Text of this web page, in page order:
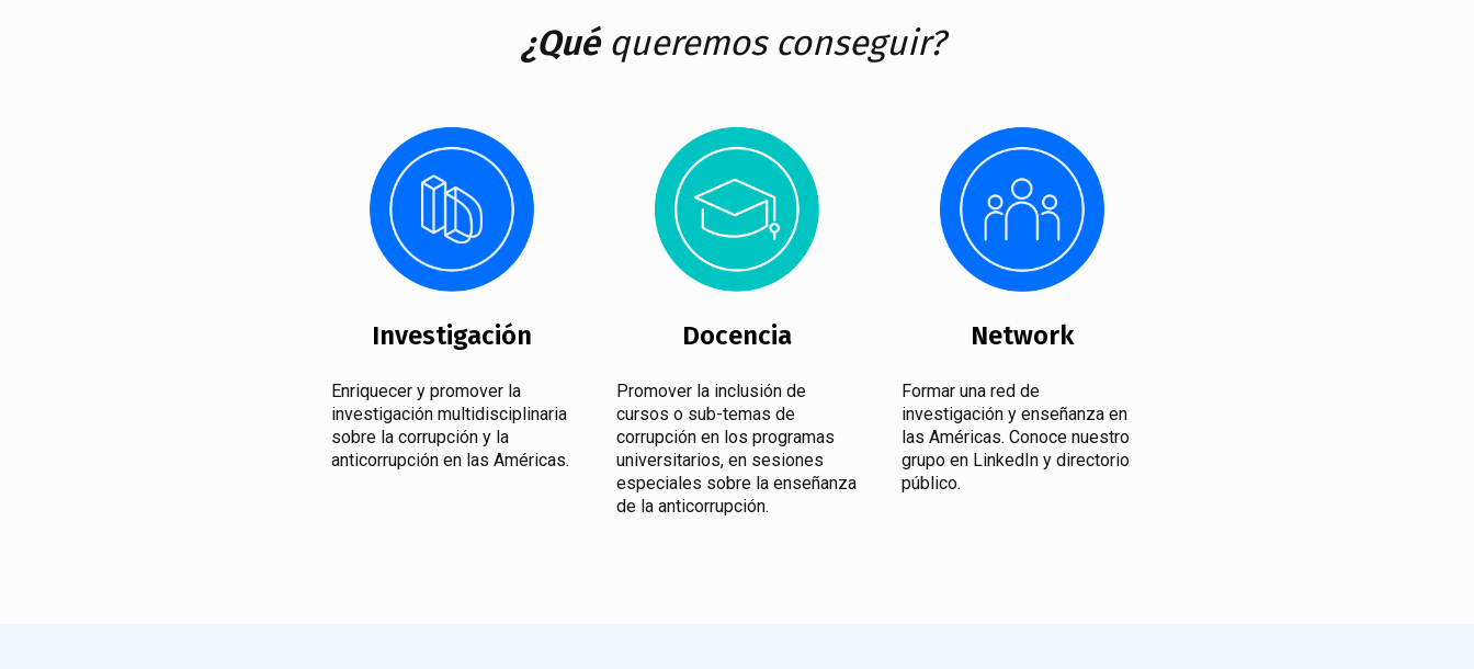
¿Qué queremos conseguir?
Investigación
Enriquecer y promover la
investigación multidisciplinaria
sobre la corrupción y la
anticorrupción en las Américas.
Docencia
Promover la inclusión de
cursos o sub-temas de
corrupción en los programas
universitarios, en sesiones
especiales sobre la enseñanza
de la anticorrupción.
Network
Formar una red de
investigación y enseñanza en
las Américas. Conoce nuestro
grupo en LinkedIn y directorio
público.